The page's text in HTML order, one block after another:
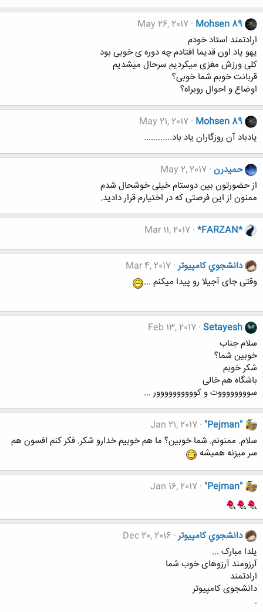
Mohsen 89
May 26, 2017
ارادتمند استاد خودم
یهو یاد اون قدیما افتادم چه دوره ی خوبی بود
کلی ورزش مغزی میکردیم سرحال میشدیم
قربانت خوبم شما خوبی؟
اوضاع و احوال روبراه؟
Mohsen 89
May 21, 2017
یادباد آن روزگاران یاد باد............
حميدرن May 2, 2017
از حضورتون بین دوستام خیلی خوشحال شدم
ممنون از این فرصتی که در اختیارم قرار دادید.
*FARZAN*
Mar 11, 2017
دانشجوي كامپيوتر Mar 4, 2017
وقتی جای آجیلا رو پیدا میکنم ...
Setayesh
Feb 13, 2017
سلام جناب
خوبین شما؟
شکر خوبم
باشگاه هم خالی
سووووووووت و کوووووووووور ...
"Pejman"
Jan 21, 2017
سلام. ممنونم. شما خوبین؟ ما هم خوبیم خدارو شکر. فکر کنم افسون هم
سر میزنه همیشه
"Pejman"
Jan 16, 2017
دانشجوي كامپيوتر Dec 20, 2016
یلدا مبارک ...
آرزومند آرزوهای خوب شما
ارادتمند
دانشجوی کامپیوتر
.